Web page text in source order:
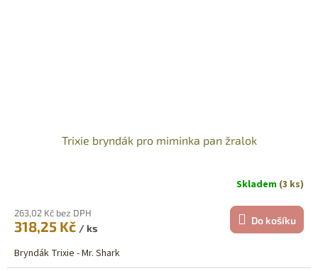
Trixie bryndák pro miminka pan žralok
Skladem (3 ks)
263,02 Kč bez DPH
318,25 Kč / ks
Do košíku
Bryndák Trixie - Mr. Shark